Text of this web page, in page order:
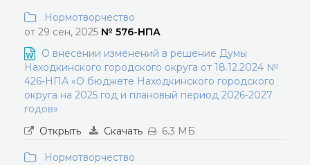
Нормотворчество
от 29 сен, 2025 № 576-НПА
О внесении изменений в решение Думы
Находкинского городского округа от 18.12.2024 №
426-НПА «О бюджете Находкинского городского
округа на 2025 год и плановый период 2026-2027
годов»
Открыть
Скачать 6.3 МБ
Нормотворчество